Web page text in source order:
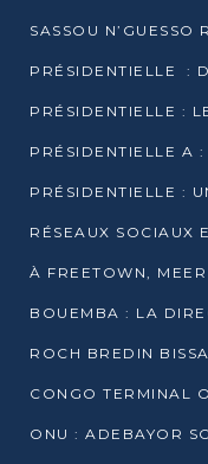
ONU : ADEBAYOR